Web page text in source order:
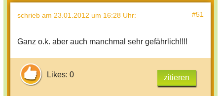
schrieb am 23.01.2012 um 16:28 Uhr: #51
Ganz o.k. aber auch manchmal sehr gefährlich!!!!
Likes: 0 zitieren